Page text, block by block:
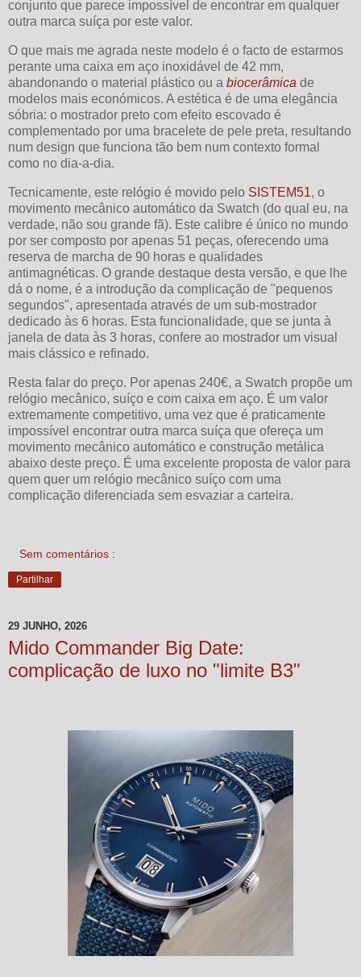
conjunto que parece impossível de encontrar em qualquer
outra marca suíça por este valor.
O que mais me agrada neste modelo é o facto de estarmos
perante uma caixa em aço inoxidável de 42 mm,
abandonando o material plástico ou a biocerâmica de
modelos mais económicos. A estética é de uma elegância
sóbria: o mostrador preto com efeito escovado é
complementado por uma bracelete de pele preta, resultando
num design que funciona tão bem num contexto formal
como no dia-a-dia.
Tecnicamente, este relógio é movido pelo SISTEM51, o
movimento mecânico automático da Swatch (do qual eu, na
verdade, não sou grande fã). Este calibre é único no mundo
por ser composto por apenas 51 peças, oferecendo uma
reserva de marcha de 90 horas e qualidades
antimagnéticas. O grande destaque desta versão, e que lhe
dá o nome, é a introdução da complicação de "pequenos
segundos", apresentada através de um sub-mostrador
dedicado às 6 horas. Esta funcionalidade, que se junta à
janela de data às 3 horas, confere ao mostrador um visual
mais clássico e refinado.
Resta falar do preço. Por apenas 240€, a Swatch propõe um
relógio mecânico, suíço e com caixa em aço. É um valor
extremamente competitivo, uma vez que é praticamente
impossível encontrar outra marca suíça que ofereça um
movimento mecânico automático e construção metálica
abaixo deste preço. É uma excelente proposta de valor para
quem quer um relógio mecânico suíço com uma
complicação diferenciada sem esvaziar a carteira.
Sem comentários :
Partilhar
29 JUNHO, 2026
Mido Commander Big Date:
complicação de luxo no "limite B3"